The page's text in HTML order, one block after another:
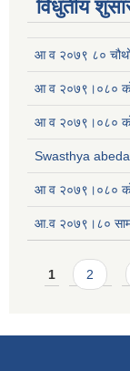
विधुतीय
आ व २०७९ ८० चौथो
आ व २०७९।०८० को
आ व २०७९।०८० को
Swasthya
आ व २०७९।०८० को
आ.व २०७९।८०
Pages
1 2